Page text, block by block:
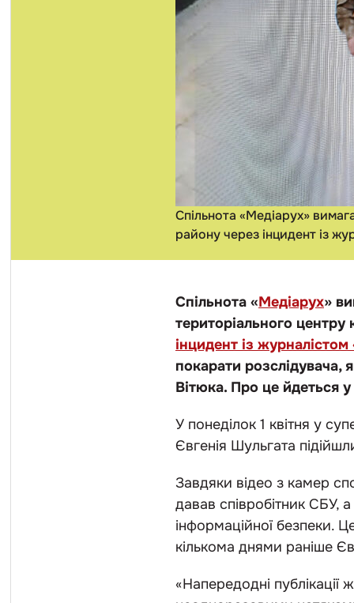
Спільнота «Медіарух»
району через інцидент із
Спільнота «Медіарух»
територіального
інцидент із
покарати розслідувача,
Вітюка. Про це йдеться у
У понеділок 1 квітня у
Євгенія Шульгата
Завдяки відео з камер
давав співробітник СБУ,
інформаційної безпеки.
кількома днями раніше
«Напередодні публікації